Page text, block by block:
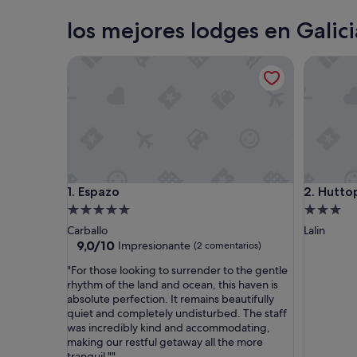
los mejores lodges en
1. Espazo
Espazo
Alojamiento
de
5.0 estrellas
Carballo
9.0
10,
Impresionante,
(2 comentarios)
9,0/10 Impresionante (2 comentarios)
"
F
o
r
t
h
"For those looking to surrender to the gentle
rhythm of the land and ocean, this haven is
absolute perfection. It remains beautifully
quiet and completely undisturbed. The staff
was incredibly kind and accommodating,
making our restful getaway all the more
2.
Huttopia
de
Lalin